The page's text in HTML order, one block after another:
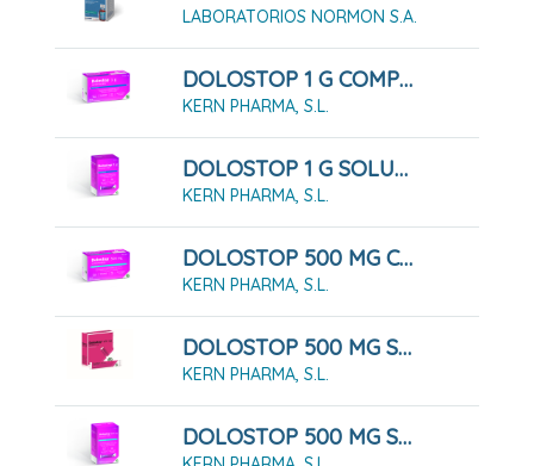
LABORATORIOS NORMON S.A.
DOLOSTOP 1 G COMPRIMIDOS , 10 Comprimidos
KERN PHARMA, S.L.
DOLOSTOP 1 G SOLUCIÓN ORAL, 10 Sobres 10 Ml
KERN PHARMA, S.L.
DOLOSTOP 500 MG COMPRIMIDOS , 20 Comprimidos
KERN PHARMA, S.L.
DOLOSTOP 500 MG SOLUCIÓN ORAL, 10 Sobres 10 Ml
KERN PHARMA, S.L.
DOLOSTOP 500 MG SOLUCIÓN ORAL, 20 Sobres 10 Ml